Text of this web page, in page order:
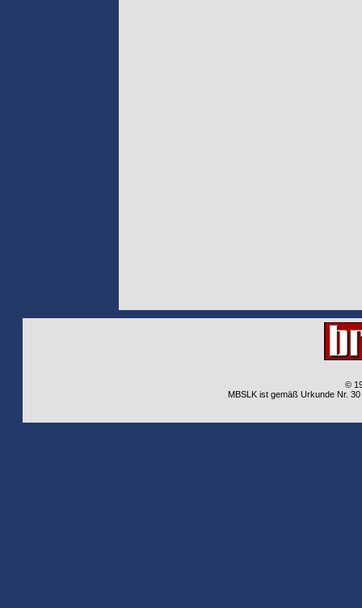
©
MBSLK ist gemäß Urkunde Nr.